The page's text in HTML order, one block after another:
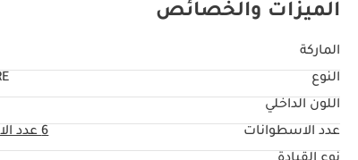
الميزات والخصائص
الماركة
النوع
اللون الداخلي
عدد الاسطوانات
6عدد